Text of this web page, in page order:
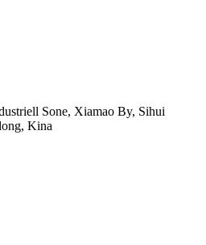
Sone, Xiamao By, Sihui
Kina